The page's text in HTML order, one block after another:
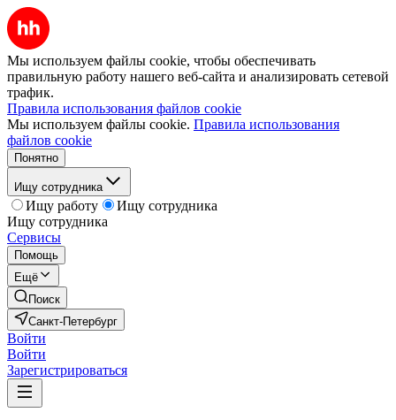
Мы используем файлы cookie, чтобы обеспечивать
правильную работу нашего веб-сайта и анализировать сетевой
трафик.
Правила использования файлов cookie
Мы используем файлы cookie. Правила использования
файлов cookie
Понятно
Ищу сотрудника
Ищу работу
Ищу сотрудника
Ищу сотрудника
Сервисы
Помощь
Ещё
Поиск
Санкт-Петербург
Войти
Войти
Зарегистрироваться